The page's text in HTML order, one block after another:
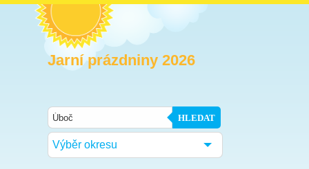
Jarní prázdniny 2026
HLEDAT
Výběr okresu